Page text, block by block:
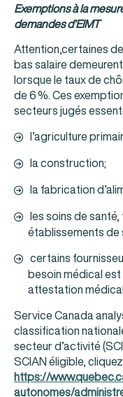
Exemptions à la
demandes d’EIMT
Attention,certaines
bas salaire
lorsque le taux de
de 6 %. Ces
secteurs jugés
l’agriculture
la construction;
la fabrication
les soins de
établissements de
certains
besoin médical
attestation
Service Canada
classification
secteur d’activité
SCIAN éligible,
https://
autonomes/